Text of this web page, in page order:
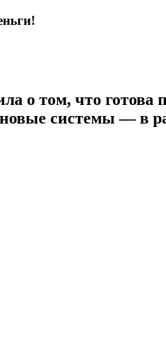
о том, что готова
новые системы —